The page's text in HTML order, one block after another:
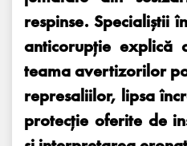
respinse. Specialiștii
anticorupție explică
teama avertizorilor
represaliilor, lipsa
protecție oferite de